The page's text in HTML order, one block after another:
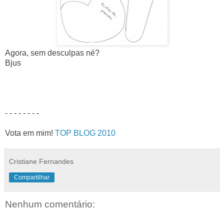
Agora, sem desculpas né?
Bjus
- - - - - - - -
Vota em mim! TOP BLOG 2010
Cristiane Fernandes
Compartilhar
Nenhum comentário: